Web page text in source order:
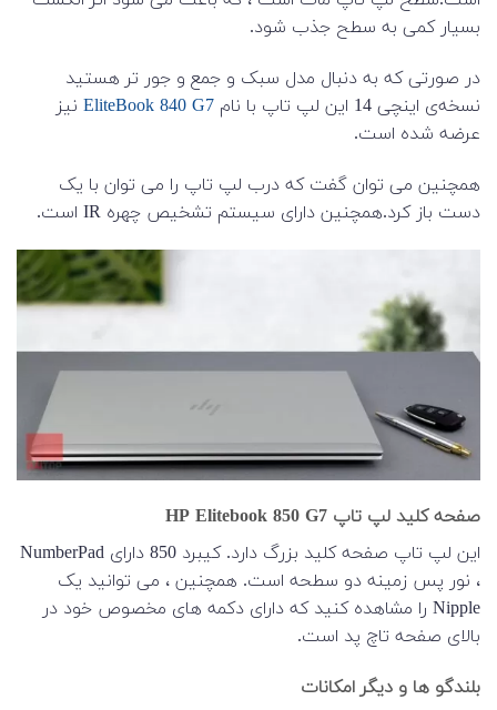
بسیار کمی به سطح جذب شود.
در صورتی که به دنبال مدل سبک و جمع و جور تر هستید
نسخه‌ی اینچی 14 این لپ تاپ با نام
EliteBook 840 G7 نیز
عرضه شده است.
همچنین می توان گفت که درب لپ تاپ را می توان با یک
دست باز کرد.همچنین دارای سیستم تشخیص چهره IR است.
صفحه کلید لپ تاپ HP Elitebook 850 G7
این لپ تاپ صفحه کلید بزرگ دارد. کیبرد 850 دارای NumberPad
، نور پس زمینه دو سطحه است. همچنین ، می توانید یک
Nipple را مشاهده کنید که دارای دکمه های مخصوص خود در
بالای صفحه تاچ پد است.
بلندگو ها و دیگر امکانات